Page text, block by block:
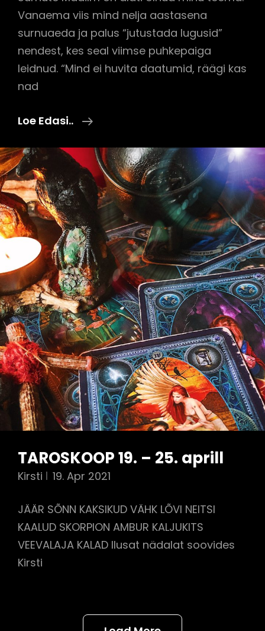
Vanaema viis mind nelja aastasena
surnuaeda ja palus “jutustada lugusid”
nendest, kes seal viimse puhkepaiga
leidnud. “Mind ei huvita daatumid, räägi kas
nad
Loe Edasi..
Sõnumid
Maailmast.
TAROSKOOP 19. – 25. aprill
Kirsti 19. Apr 2021
JÄÄR SÕNN KAKSIKUD VÄHK LÕVI NEITSI
KAALUD SKORPION AMBUR KALJUKITS
VEEVALAJA KALAD Ilusat nädalat soovides
Kirsti